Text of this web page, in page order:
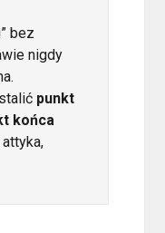
bez
nigdy
punkt
końca